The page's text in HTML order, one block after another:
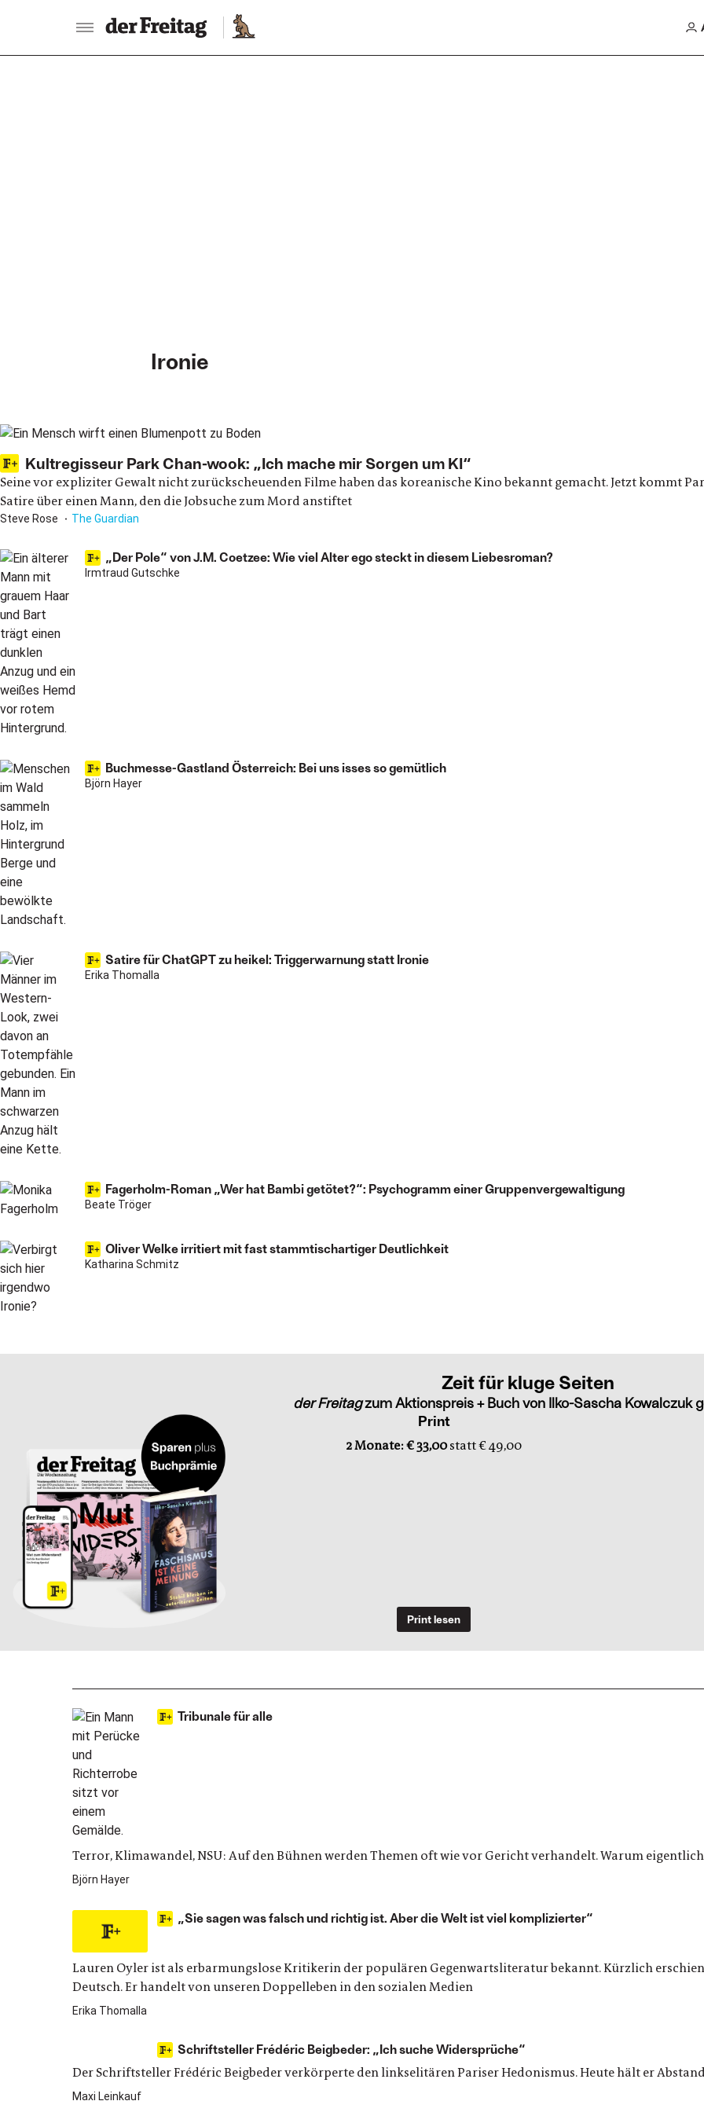
Ironie
Main articles
Kultregisseur Park Chan-wook: „Ich mache mir Sorgen um KI“
Seine vor expliziter Gewalt nicht zurückscheuenden Filme haben das koreanische Kino bekannt gemacht. Jetzt kommt
Satire über einen Mann, den die Jobsuche zum Mord anstiftet
Steve Rose The Guardian
„Der Pole“ von J.M. Coetzee: Wie viel Alter ego steckt in diesem Liebesroman?
Irmtraud Gutschke
Buchmesse-Gastland Österreich: Bei uns isses so gemütlich
Björn Hayer
Satire für ChatGPT zu heikel: Triggerwarnung statt Ironie
Erika Thomalla
Fagerholm-Roman „Wer hat Bambi getötet?“: Psychogramm einer Gruppenvergewaltigung
Beate Tröger
Oliver Welke irritiert mit fast stammtischartiger Deutlichkeit
Katharina Schmitz
Zeit für kluge Seiten
der Freitagzum Aktionspreis + Buch von Ilko-Sascha Kowalczuk
Print
2 Monate: € 33,00statt € 49,00
Print lesen
Tribunale für alle
Terror, Klimawandel, NSU: Auf den Bühnen werden Themen oft wie vor Gericht verhandelt. Warum
Björn Hayer
„Sie sagen was falsch und richtig ist. Aber die Welt ist viel komplizierter“
Lauren Oyler ist als erbarmungslose Kritikerin der populären Gegenwartsliteratur bekannt. Kürzlich
Deutsch. Er handelt von unseren Doppelleben in den sozialen Medien
Erika Thomalla
Schriftsteller Frédéric Beigbeder: „Ich suche Widersprüche“
Der Schriftsteller Frédéric Beigbeder verkörperte den linkselitären Pariser Hedonismus. Heute hält er
Maxi Leinkauf